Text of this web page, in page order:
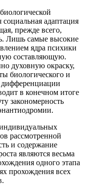
социальная адаптация
прежде всего,
Лишь самые высокие
ядра психики
составляющую.
духовную окраску,
биологического и
дифференциации
в конечном итоге
закономерность
рассмотренной
и содержание
являются весьма
одного этапа
прохождения всех